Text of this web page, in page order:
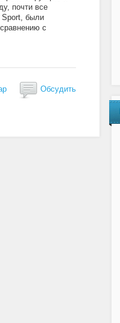
почти все
Sport, были
с
Обсудить